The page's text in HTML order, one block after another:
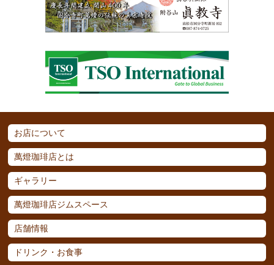
お店について
萬燈珈琲店とは
ギャラリー
萬燈珈琲店ジムスペース
店舗情報
ドリンク・お食事